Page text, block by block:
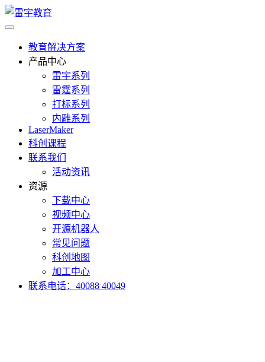
教育解决方案
产品中心
雷宇系列
雷霆系列
打标系列
内雕系列
LaserMaker
科创课程
联系我们
活动资讯
资源
下载中心
视频中心
开源机器人
常见问题
科创地图
加工中心
联系电话：40088 40049